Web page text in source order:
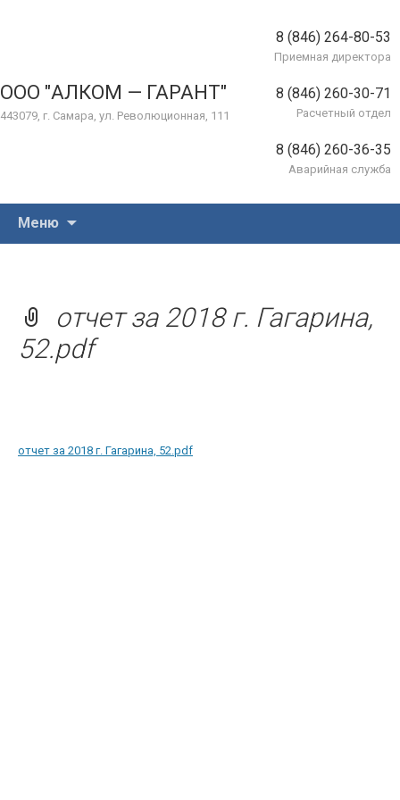
ООО "АЛКОМ — ГАРАНТ"
443079, г. Самара, ул. Революционная, 111
8 (846) 264-80-53
Приемная директора
8 (846) 260-30-71
Расчетный отдел
8 (846) 260-36-35
Аварийная служба
Меню
отчет за 2018 г. Гагарина,
52.pdf
отчет за 2018 г. Гагарина, 52.pdf